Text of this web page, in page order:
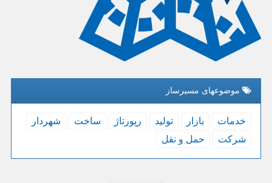
موضوعهای مسیرساز
خدمات بازار تولید رپورتاژ ساخت
شهردار
شركت
حمل و نقل